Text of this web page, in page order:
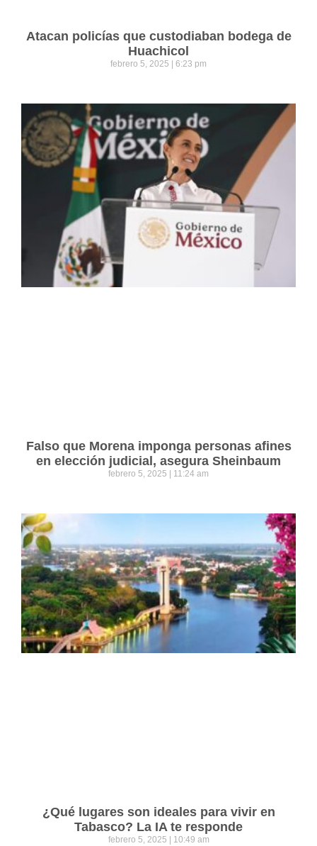
Atacan policías que custodiaban bodega de
Huachicol
febrero 5, 2025 6:23 pm
Falso que Morena imponga personas afines
en elección judicial, asegura Sheinbaum
febrero 5, 2025 11:24 am
¿Qué lugares son ideales para vivir en
Tabasco? La IA te responde
febrero 5, 2025 10:49 am